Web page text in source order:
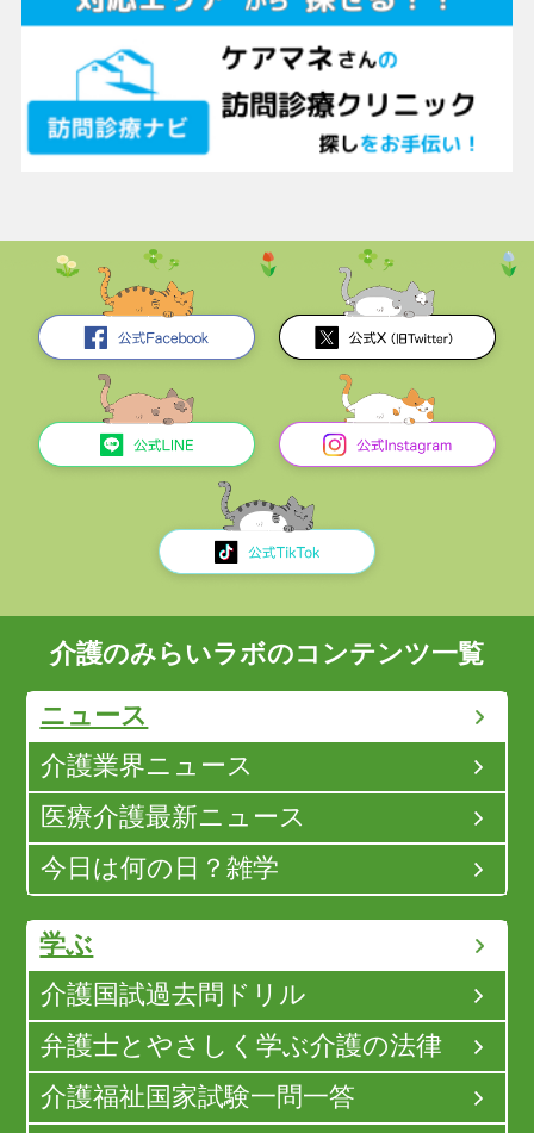
介護のみらいラボのコンテンツ一覧
ニュース
介護業界ニュース
医療介護最新ニュース
今日は何の日？雑学
学ぶ
介護国試過去問ドリル
弁護士とやさしく学ぶ介護の法律
介護福祉国家試験一問一答